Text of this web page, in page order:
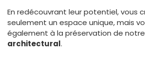
En redécouvrant leur potentiel, vous
seulement un espace unique, mais
également à la préservation de notre
architectural.